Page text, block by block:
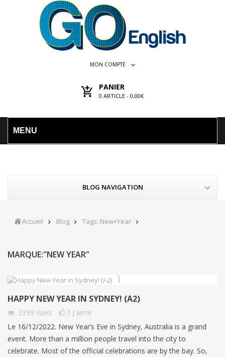
MON COMPTE
PANIER
0 ARTICLE - 0,00€
MENU
BLOG NAVIGATION
Accueil Blog Tags: New+year
MARQUE:"NEW YEAR"
HAPPY NEW YEAR IN SYDNEY! (A2)
3339 Vues 7 J'aime
Le 16/12/2022. New Year’s Eve in Sydney, Australia is a grand
event. More than a million people travel into the city to
celebrate. Most of the official celebrations are by the bay. So,